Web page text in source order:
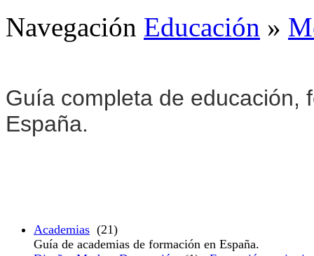
Navegación Educación »
Guía completa de educación,
España.
Academias (21)
Guía de academias de formación en España.